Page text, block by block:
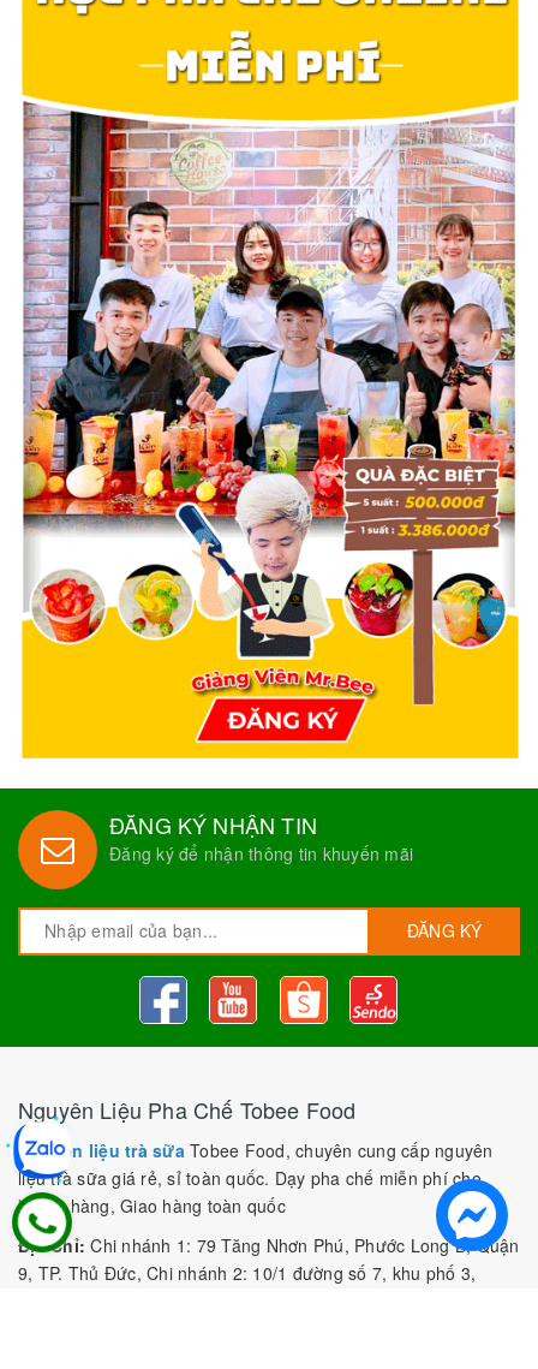
ĐĂNG KÝ NHẬN TIN
Đăng ký để nhận thông tin khuyến mãi
ĐĂNG KÝ
Nguyên Liệu Pha Chế Tobee Food
Nguyên liệu trà sữa Tobee Food, chuyên cung cấp nguyên
liệu trà sữa giá rẻ, sỉ toàn quốc. Dạy pha chế miễn phí cho
khách hàng, Giao hàng toàn quốc
Địa Chỉ: Chi nhánh 1: 79 Tăng Nhơn Phú, Phước Long B, Quận
9, TP. Thủ Đức, Chi nhánh 2: 10/1 đường số 7, khu phố 3,